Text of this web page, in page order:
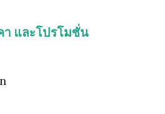
า และโปรโมชั่น